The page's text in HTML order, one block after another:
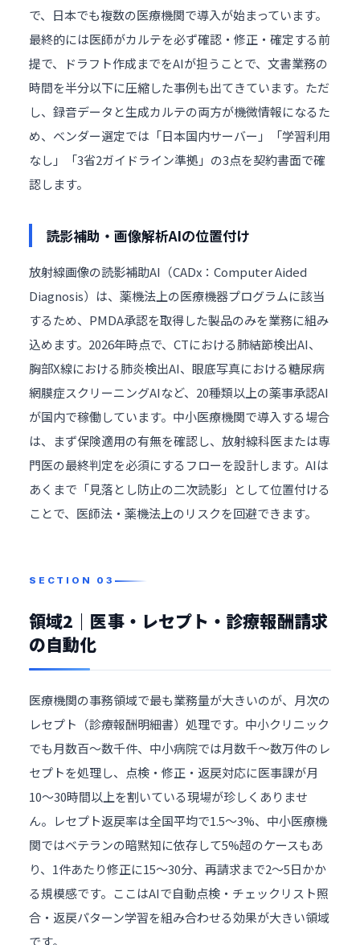
で、日本でも複数の医療機関で導入が始まっています。
最終的には医師がカルテを必ず確認・修正・確定する前
提で、ドラフト作成までをAIが担うことで、文書業務の
時間を半分以下に圧縮した事例も出てきています。ただ
し、録音データと生成カルテの両方が機微情報になるた
め、ベンダー選定では「日本国内サーバー」「学習利用
なし」「3省2ガイドライン準拠」の3点を契約書面で確
認します。
読影補助・画像解析AIの位置付け
放射線画像の読影補助AI（CADx：Computer Aided
Diagnosis）は、薬機法上の医療機器プログラムに該当
するため、PMDA承認を取得した製品のみを業務に組み
込めます。2026年時点で、CTにおける肺結節検出AI、
胸部X線における肺炎検出AI、眼底写真における糖尿病
網膜症スクリーニングAIなど、20種類以上の薬事承認AI
が国内で稼働しています。中小医療機関で導入する場合
は、まず保険適用の有無を確認し、放射線科医または専
門医の最終判定を必須にするフローを設計します。AIは
あくまで「見落とし防止の二次読影」として位置付ける
ことで、医師法・薬機法上のリスクを回避できます。
領域2｜医事・レセプト・診療報酬請求
の自動化
医療機関の事務領域で最も業務量が大きいのが、月次の
レセプト（診療報酬明細書）処理です。中小クリニック
でも月数百〜数千件、中小病院では月数千〜数万件のレ
セプトを処理し、点検・修正・返戻対応に医事課が月
10〜30時間以上を割いている現場が珍しくありませ
ん。レセプト返戻率は全国平均で1.5〜3%、中小医療機
関ではベテランの暗黙知に依存して5%超のケースもあ
り、1件あたり修正に15〜30分、再請求まで2〜5日かか
る規模感です。ここはAIで自動点検・チェックリスト照
合・返戻パターン学習を組み合わせる効果が大きい領域
です。